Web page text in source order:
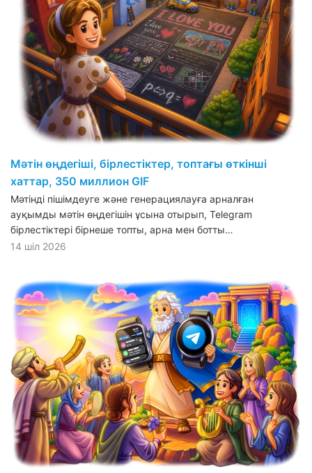
Мәтін өңдегіші, бірлестіктер, топтағы өткінші
хаттар, 350 миллион GIF
Мәтінді пішімдеуге және генерациялауға арналған
ауқымды мәтін өңдегішін ұсына отырып, Telegram
бірлестіктері бірнеше топты, арна мен ботты…
14 шіл 2026